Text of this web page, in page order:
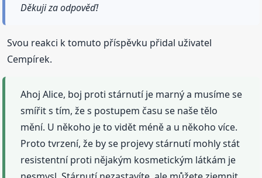
Děkuji za odpověď!
Svou reakci k tomuto příspěvku přidal uživatel
Cempírek.
Ahoj Alice, boj proti stárnutí je marný a musíme se
smířit s tím, že s postupem času se naše tělo
mění. U někoho je to vidět méně a u někoho více.
Proto tvrzení, že by se projevy stárnutí mohly stát
resistentní proti nějakým kosmetickým látkám je